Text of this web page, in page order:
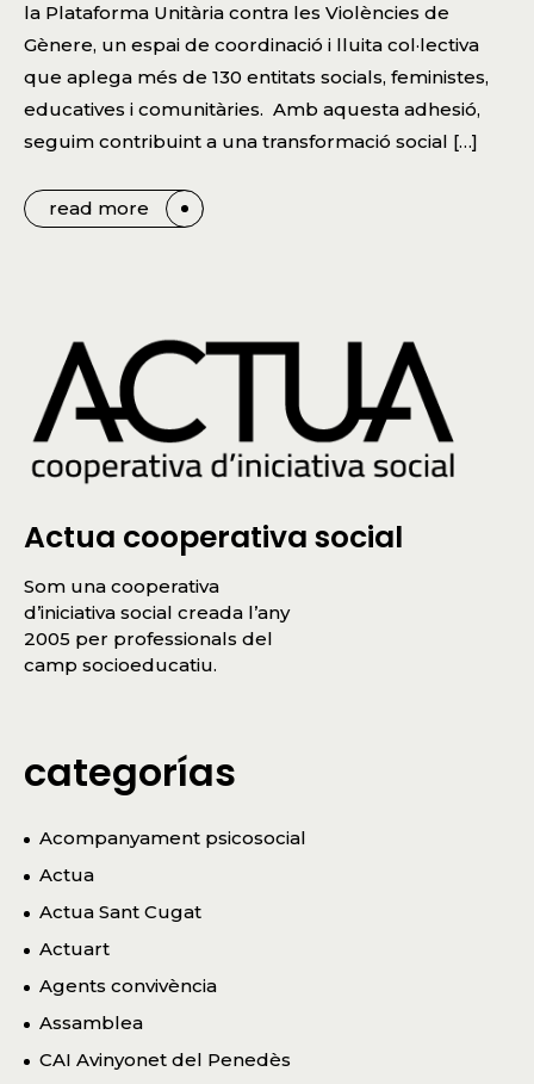
la Plataforma Unitària contra les Violències de
Gènere, un espai de coordinació i lluita col·lectiva
que aplega més de 130 entitats socials, feministes,
educatives i comunitàries. Amb aquesta adhesió,
seguim contribuint a una transformació social […]
read more
Actua cooperativa social
Som una cooperativa
d’iniciativa social creada l’any
2005 per professionals del
camp socioeducatiu.
categorías
Acompanyament psicosocial
Actua
Actua Sant Cugat
Actuart
Agents convivència
Assamblea
CAI Avinyonet del Penedès